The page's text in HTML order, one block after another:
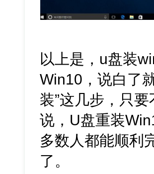
以上是，u盘装
Win10，说白了
装”这几步，只
说，U盘重装
多数人都能顺利
了。